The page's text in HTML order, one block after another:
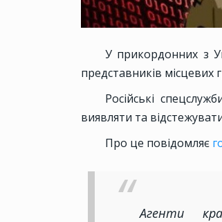
У прикордонних з
представників місцевих
Російські
виявляти та
Про це повідомляє
Агенти